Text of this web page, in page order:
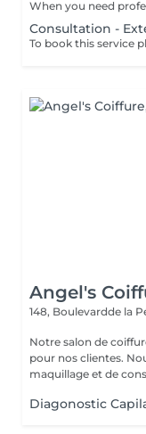
Consultation -
To book this service
Angel's
148, Boulevardde la
Notre salon de
pour nos clientes.
maquillage et de
Diagonostic